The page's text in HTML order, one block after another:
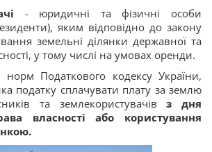
- юридичні та фізичні особи
яким відповідно до закону
земельні ділянки державної та
у тому числі на умовах оренди.
норм Податкового кодексу України,
податку сплачувати плату за землю
та землекористувачівз дня
власності або користування